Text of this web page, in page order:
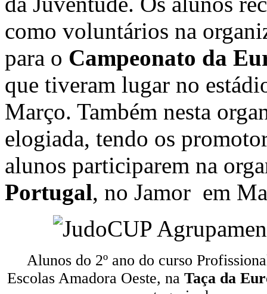
como voluntários na
para o Campeonato da
que tiveram lugar no
Março. Também nesta
elogiada, tendo os
alunos participarem na
Portugal, no Jamor em
Alunos do 2º ano do curso
Escolas Amadora Oeste, na Taça da